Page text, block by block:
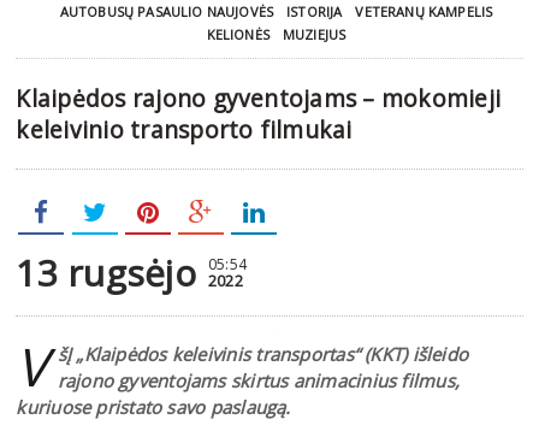
AUTOBUSŲ PASAULIO NAUJOVĖS
ISTORIJA
VETERANŲ KAMPELIS
KELIONĖS
MUZIEJUS
Klaipėdos rajono gyventojams – mokomieji
keleivinio transporto filmukai
13 rugsėjo 05:54
2022
V šĮ „Klaipėdos keleivinis transportas“ (KKT) išleido
rajono gyventojams skirtus animacinius filmus,
kuriuose pristato savo paslaugą.